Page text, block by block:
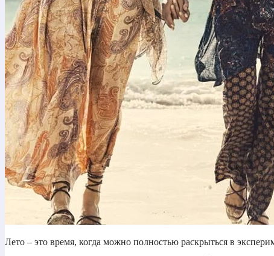
Лето – это время, когда можно полностью раскрыться в